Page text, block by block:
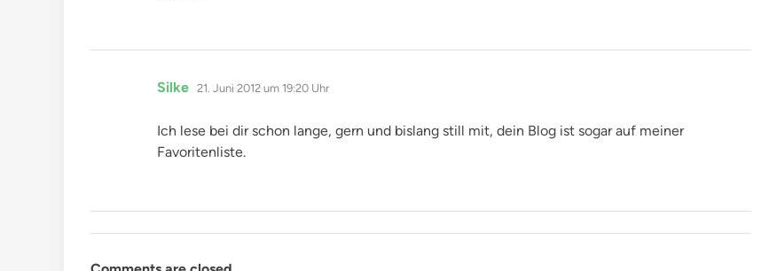
Silke sagt:
21. Juni 2012 um 19:20 Uhr
Ich lese bei dir schon lange, gern und bislang still mit, dein Blog ist sogar auf meiner
Favoritenliste.